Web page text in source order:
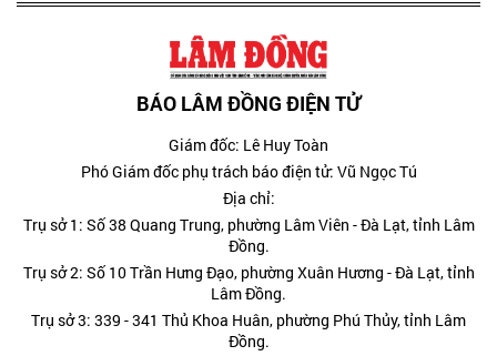
BÁO LÂM ĐỒNG ĐIỆN TỬ
Giám đốc: Lê Huy Toàn
Phó Giám đốc phụ trách báo điện tử: Vũ Ngọc Tú
Địa chỉ:
Trụ sở 1: Số 38 Quang Trung, phường Lâm Viên - Đà Lạt, tỉnh Lâm
Đồng.
Trụ sở 2: Số 10 Trần Hưng Đạo, phường Xuân Hương - Đà Lạt, tỉnh
Lâm Đồng.
Trụ sở 3: 339 - 341 Thủ Khoa Huân, phường Phú Thủy, tỉnh Lâm
Đồng.